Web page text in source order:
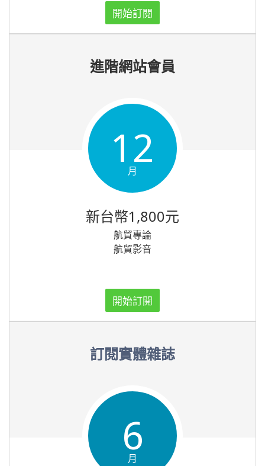
開始訂閱
進階網站會員
12
月
新台幣1,800元
航貿專論
航貿影音
開始訂閱
訂閱實體雜誌
6
月